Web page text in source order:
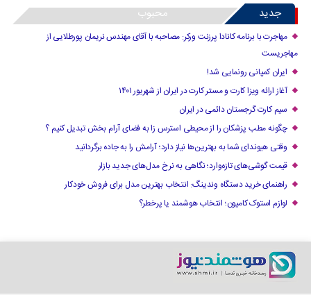
جدید محبوب
مهاجرت با برنامه کانادا پرزنت ورکر: مصاحبه با آقای مهندس نریمان پورطلایی از
مهاجریست
ایران کمپانی رونمایی شد!
آغاز ارائه ویزا کارت و مستر کارت در ایران از شهریور ۱۴۰۱
سیم کارت گرجستان دائمی در ایران
چگونه مطب پزشکان را از محیطی استرس زا به فضای آرام بخش تبدیل کنیم ؟
وقتی هیوندای شما به بهترین‌ها نیاز دارد؛ آرامش را به جاده برگردانید
قیمت گوشی‌های تازه‌وارد؛ نگاهی به نرخ مدل‌های جدید بازار
راهنمای خرید دستگاه وندینگ: انتخاب بهترین مدل برای فروش خودکار
لوازم استوک کامیون؛ انتخاب هوشمند یا پرخطر؟